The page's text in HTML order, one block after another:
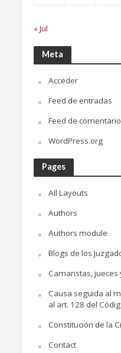
« Jul
Meta
Acceder
Feed de entradas
Feed de
WordPress.org
Pages
All Layouts
Authors
Authors module
Blogs de los
Camaristas, jueces
Causa seguida al
al art. 128 del
Constitución de la
Contact